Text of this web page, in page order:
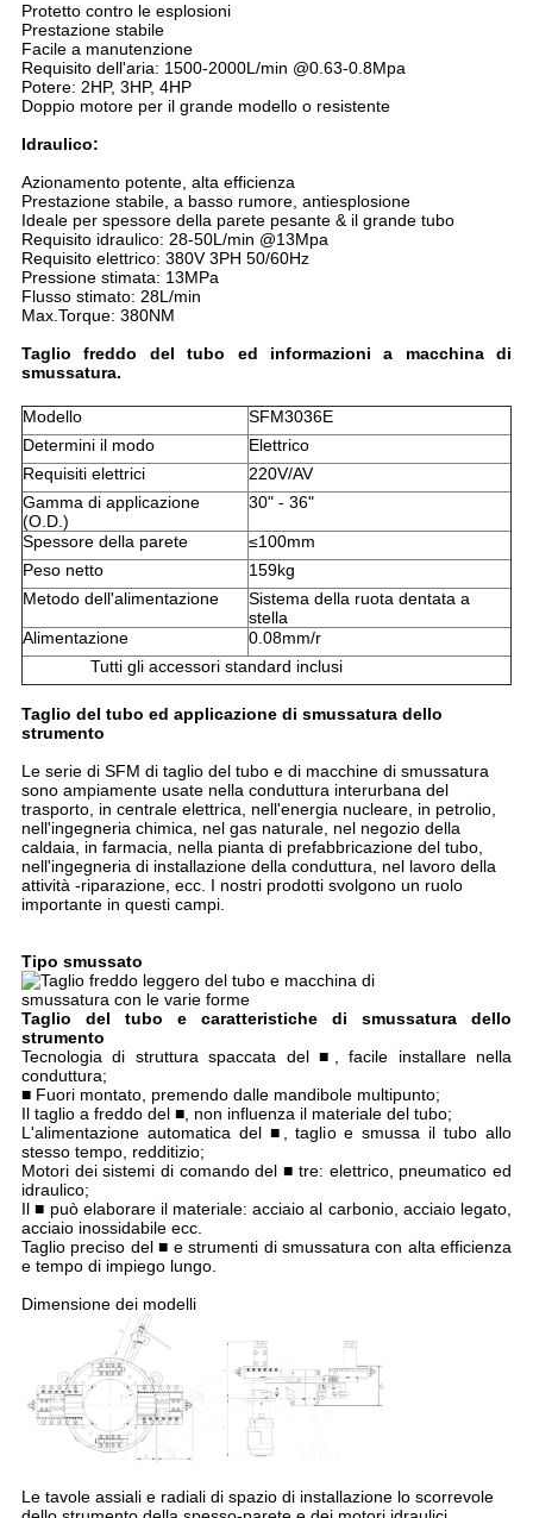
Protetto contro le esplosioni
Prestazione stabile
Facile a manutenzione
Requisito dell'aria: 1500-2000L/min @0.63-0.8Mpa
Potere: 2HP, 3HP, 4HP
Doppio motore per il grande modello o resistente
Idraulico:
Azionamento potente, alta efficienza
Prestazione stabile, a basso rumore, antiesplosione
Ideale per spessore della parete pesante & il grande tubo
Requisito idraulico: 28-50L/min @13Mpa
Requisito elettrico: 380V 3PH 50/60Hz
Pressione stimata: 13MPa
Flusso stimato: 28L/min
Max.Torque: 380NM
Taglio freddo del tubo ed
informazioni a macchina
di
smussatura.
Modello
SFM3036E
Determini il modo
Elettrico
Requisiti elettrici
220V/AV
Gamma di applicazione
(O.D.)
30" - 36"
Spessore della parete
≤100mm
Peso netto
159kg
Metodo dell'alimentazione
Sistema della ruota dentata a
stella
Alimentazione
0.08mm/r
Tutti gli accessori standard inclusi
Taglio del tubo ed applicazione di smussatura dello
strumento
Le serie di SFM di taglio del tubo e di macchine di smussatura
sono ampiamente usate nella conduttura interurbana del
trasporto, in centrale elettrica, nell'energia nucleare, in petrolio,
nell'ingegneria chimica, nel gas naturale, nel negozio della
caldaia, in farmacia, nella pianta di prefabbricazione del tubo,
nell'ingegneria di installazione della conduttura, nel lavoro della
attività -riparazione, ecc. I nostri prodotti svolgono un ruolo
importante in questi campi.
Tipo smussato
Taglio del tubo e caratteristiche di smussatura dello
strumento
Tecnologia di struttura spaccata del ■, facile installare nella
conduttura;
■ Fuori montato, premendo dalle mandibole multipunto;
Il taglio a freddo del ■, non influenza il materiale del tubo;
L'alimentazione automatica del ■, taglio e smussa il tubo allo
stesso tempo, redditizio;
Motori dei sistemi di comando del ■ tre: elettrico, pneumatico ed
idraulico;
Il ■ può elaborare il materiale: acciaio al carbonio, acciaio legato,
acciaio inossidabile ecc.
Taglio preciso del ■ e strumenti di smussatura con alta efficienza
e tempo di impiego lungo.
Dimensione dei modelli
Le tavole assiali e radiali di spazio di installazione lo scorrevole